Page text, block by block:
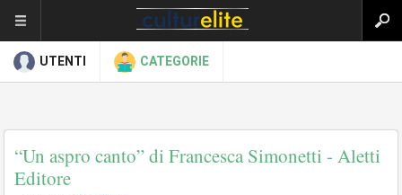
UTENTI CATEGORIE
“Un aspro canto” di Francesca Simonetti - Aletti
Editore